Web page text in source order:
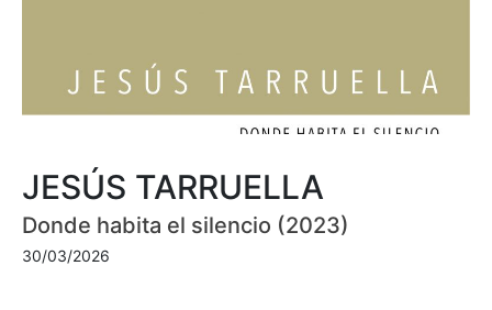
JESÚS TARRUELLA
Donde habita el silencio (2023)
30/03/2026